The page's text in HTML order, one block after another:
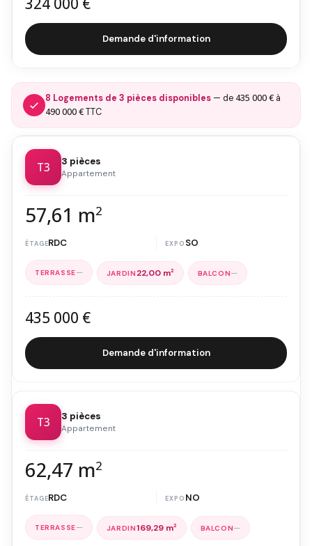
Demande d'information
8 Logements de 3 pièces disponibles — de 435 000 € à
490 000 €TTC
T3 3 pièces
Appartement
57,61 m2
RDC SO
— 22,00 m2 —
435 000 €
Demande d'information
T3 3 pièces
Appartement
62,47 m2
RDC NO
— 169,29 m2 —